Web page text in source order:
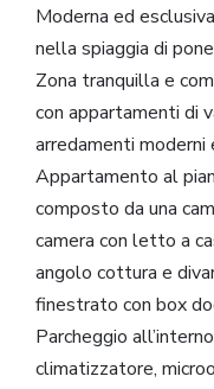
Moderna ed
nella spiaggia di
Zona tranquilla e
con appartamenti di
arredamenti moderni
Appartamento al
composto da una
camera con letto a
angolo cottura e
finestrato con box
Parcheggio
climatizzatore,